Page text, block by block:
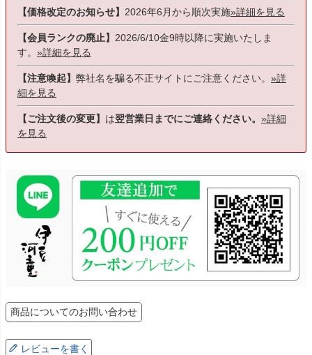
【価格改定のお知らせ】 2026年6月から順次実施»詳細を見る
【会員ランクの廃止】 2026/6/10金9時以降に実施いたしま
す。 »詳細を見る
【注意喚起】 弊社名を騙る不正サイトにご注意ください。 »詳
細を見る
【ご注文後の変更】 は翌営業日までにご連絡ください。 »詳細
を見る
商品についてのお問い合わせ
レビューを書く